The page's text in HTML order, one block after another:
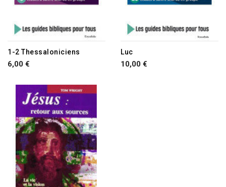
1-2 Thessaloniciens
6,00 €
Luc
10,00 €